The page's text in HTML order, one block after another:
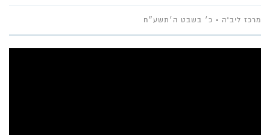
מרכז ליב"ה כ׳ בשבט ה׳תשע״ח